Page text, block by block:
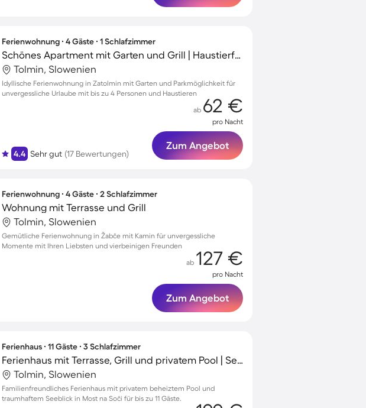
Ferienwohnung ∙ 4 Gäste ∙ 1 Schlafzimmer
Schönes Apartment mit Garten und Grill | Haustierfreundlich
Tolmin, Slowenien
Idyllische Ferienwohnung in Zatolmin mit Garten und Parkmöglichkeit für
unvergessliche Urlaube mit bis zu 4 Personen und Haustieren
4.4 Sehr gut (17 Bewertungen)
ab 62 €
pro Nacht
Zum Angebot
Ferienwohnung ∙ 4 Gäste ∙ 2 Schlafzimmer
Wohnung mit Terrasse und Grill
Tolmin, Slowenien
Gemütliche Ferienwohnung in Žabče mit Kamin für unvergessliche
Momente mit Ihren Liebsten und vierbeinigen Freunden
ab 127 €
pro Nacht
Zum Angebot
Ferienhaus ∙ 11 Gäste ∙ 3 Schlafzimmer
Ferienhaus mit Terrasse, Grill und privatem Pool | Seeblick
Tolmin, Slowenien
Familienfreundliches Ferienhaus mit privatem beheiztem Pool und
traumhaftem Seeblick in Most na Soči für bis zu 11 Gäste.